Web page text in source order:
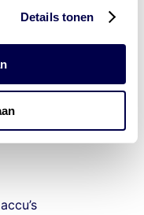
Details tonen